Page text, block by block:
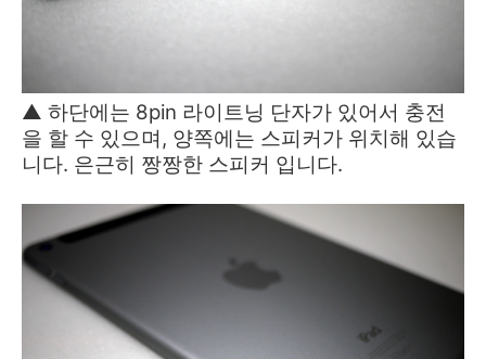
▲ 하단에는 8pin 라이트닝 단자가 있어서 충전
을 할 수 있으며, 양쪽에는 스피커가 위치해 있습
니다. 은근히 짱짱한 스피커 입니다.